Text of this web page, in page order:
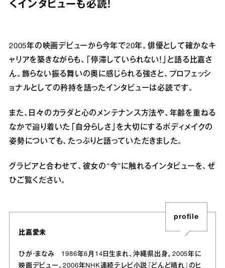
くインタビューも必読！
2005年の映画デビューから今年で20年。俳優として確かなキ
ャリアを築きながらも、「停滞していられない！」と語る比嘉さ
ん。飾らない振る舞いの奥に感じられる強さと、プロフェッシ
ョナルとしての矜持を語ったインタビューは必読です。
また、日々のカラダと心のメンテナンス方法や、年齢を重ねる
なかで辿り着いた「自分らしさ」を大切にするボディメイクの
姿勢についても、たっぷりと語っていただきました。
グラビアと合わせて、彼女の“今”に触れるインタビューを、ぜ
ひご覧ください。
profile
比嘉愛未
ひが・まなみ 1986年6月14日生まれ、沖縄県出身。2005年に
映画デビュー。2006年NHK連続テレビ小説『どんど晴れ』のヒ